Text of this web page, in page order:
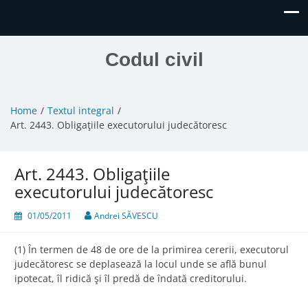
Codul civil
Home
Textul integral
Art. 2443. Obligaţiile executorului judecătoresc
Art. 2443. Obligaţiile
executorului judecătoresc
01/05/2011 Andrei SĂVESCU
(1) În termen de 48 de ore de la primirea cererii, executorul
judecătoresc se deplasează la locul unde se află bunul
ipotecat, îl ridică şi îl predă de îndată creditorului.